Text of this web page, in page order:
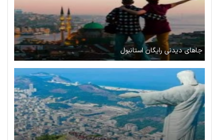
جاهای دیدنی رایگان استانبول